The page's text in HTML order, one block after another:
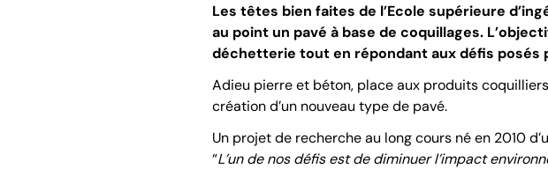
Les têtes bien faites de l’Ecole supérieure
au point un pavé à base de coquillages.
déchetterie tout en répondant aux défis posés
Adieu pierre et béton, place aux produits coquilliers
création d’un nouveau type de pavé.
Un projet de recherche au long cours né en 2010
“L’un de nos défis est de diminuer l’impact